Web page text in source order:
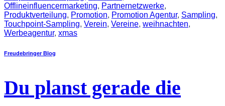
Offlineinfluencermarketing, Partnernetzwerke,
Produktverteilung, Promotion, Promotion Agentur, Sampling,
Touchpoint-Sampling, Verein, Vereine, weihnachten,
Werbeagentur, xmas
Freudebringer Blog
Du planst gerade die